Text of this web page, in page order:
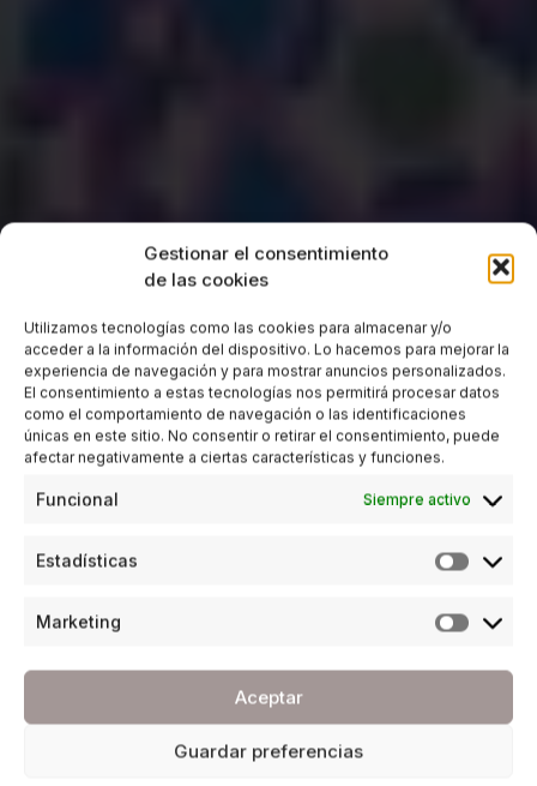
Gestionar el consentimiento
de las cookies
Utilizamos tecnologías como las cookies para almacenar y/o
acceder a la información del dispositivo. Lo hacemos para mejorar la
experiencia de navegación y para mostrar anuncios personalizados.
El consentimiento a estas tecnologías nos permitirá procesar datos
como el comportamiento de navegación o las identificaciones
únicas en este sitio. No consentir o retirar el consentimiento, puede
afectar negativamente a ciertas características y funciones.
Funcional Siempre activo
Estadísticas
Marketing
Aceptar
Guardar preferencias